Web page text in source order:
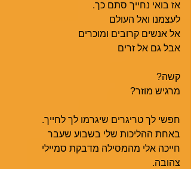
אז בואי נחייך סתם כך.
לעצמנו ואל העולם
אל אנשים קרובים ומוכרים
אבל גם אל זרים
קשה?
מרגיש מוזר?
חפשי לך טריגרים שיגרמו לך לחייך.
באחת ההליכות שלי בשבוע שעבר
חייכה אלי מהמסילה מדבקת סמיילי
צהובה.